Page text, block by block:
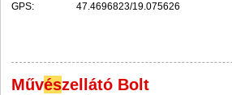
GPS:
47.4696823/19.075626
Művészellátó Bolt